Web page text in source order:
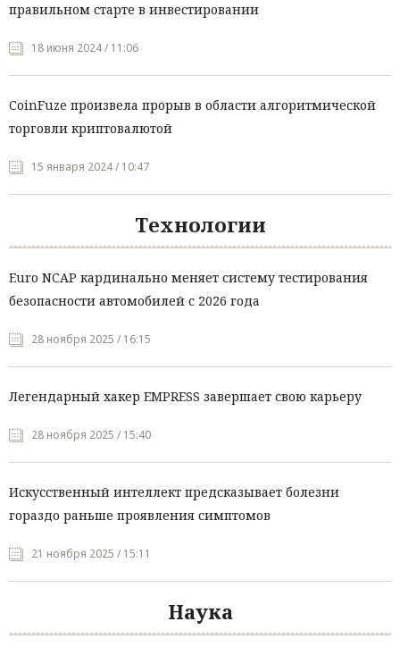
правильном старте в инвестировании
18 июня 2024 / 11:06
CoinFuze произвела прорыв в области алгоритмической
торговли криптовалютой
15 января 2024 / 10:47
Технологии
Euro NCAP кардинально меняет систему тестирования
безопасности автомобилей с 2026 года
28 ноября 2025 / 16:15
Легендарный хакер EMPRESS завершает свою карьеру
28 ноября 2025 / 15:40
Искусственный интеллект предсказывает болезни
гораздо раньше проявления симптомов
21 ноября 2025 / 15:11
Наука